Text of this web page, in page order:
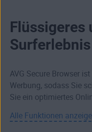
Flüssigeres
Surferlebnis
AVG Secure Browser
Werbung, sodass Sie
Sie ein optimiertes
Alle Funktionen